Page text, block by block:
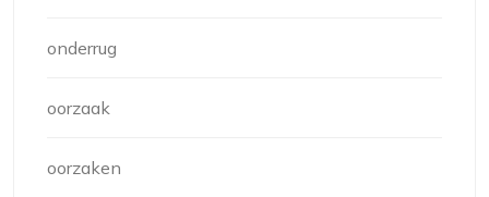
onderrug
oorzaak
oorzaken